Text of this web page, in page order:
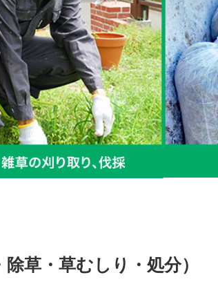
草・草むしり・処分）